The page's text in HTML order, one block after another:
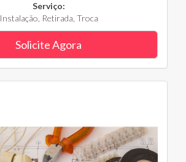
Serviço:
Instalação, Retirada, Troca
Solicite Agora